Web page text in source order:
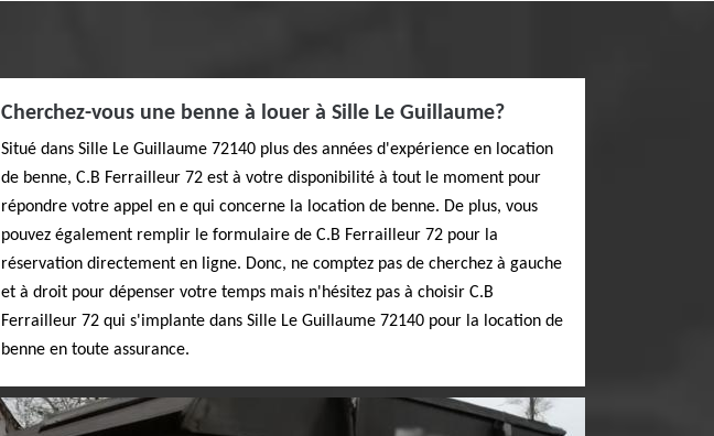
Cherchez-vous une benne à louer à Sille Le Guillaume?
Situé dans Sille Le Guillaume 72140 plus des années d'expérience en location
de benne, C.B Ferrailleur 72 est à votre disponibilité à tout le moment pour
répondre votre appel en e qui concerne la location de benne. De plus, vous
pouvez également remplir le formulaire de C.B Ferrailleur 72 pour la
réservation directement en ligne. Donc, ne comptez pas de cherchez à gauche
et à droit pour dépenser votre temps mais n'hésitez pas à choisir C.B
Ferrailleur 72 qui s'implante dans Sille Le Guillaume 72140 pour la location de
benne en toute assurance.